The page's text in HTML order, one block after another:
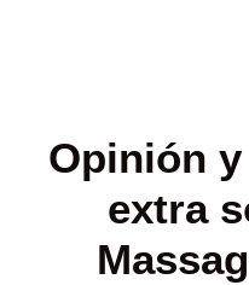
Opinión y
extra